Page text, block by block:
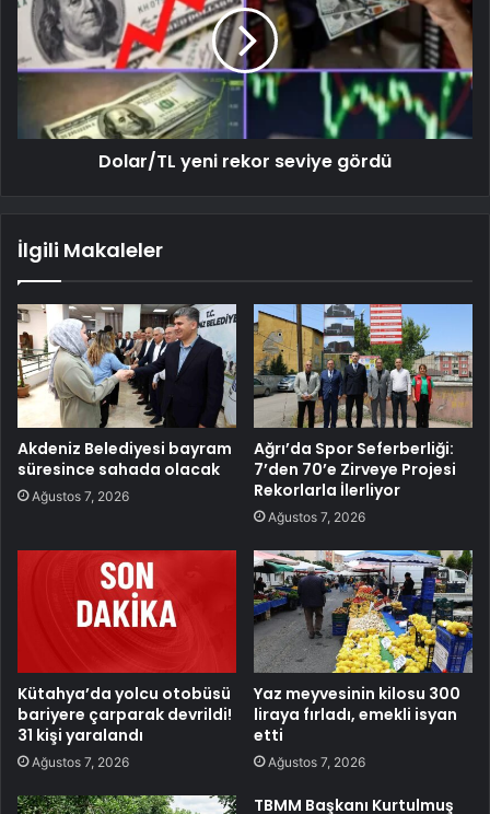
Dolar/TL yeni rekor seviye gördü
İlgili Makaleler
Akdeniz Belediyesi bayram
süresince sahada olacak
Ağustos 7, 2026
Ağrı’da Spor Seferberliği:
7’den 70’e Zirveye Projesi
Rekorlarla İlerliyor
Ağustos 7, 2026
Kütahya’da yolcu otobüsü
bariyere çarparak devrildi!
31 kişi yaralandı
Ağustos 7, 2026
Yaz meyvesinin kilosu 300
liraya fırladı, emekli isyan
etti
Ağustos 7, 2026
TBMM Başkanı Kurtulmuş